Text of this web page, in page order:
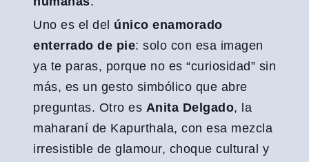
Uno es el del único enamorado
enterrado de pie: solo con esa imagen
ya te paras, porque no es “curiosidad” sin
más, es un gesto simbólico que abre
preguntas. Otro es Anita Delgado, la
maharaní de Kapurthala, con esa mezcla
irresistible de glamour, choque cultural y